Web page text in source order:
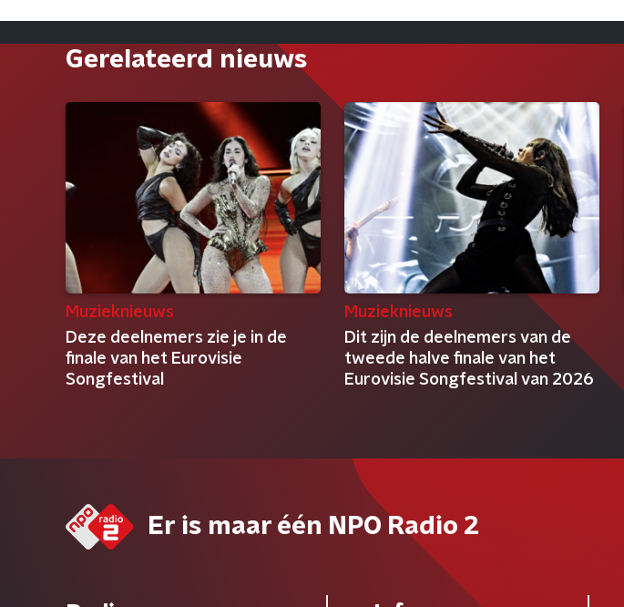
Gerelateerd nieuws
Muzieknieuws
Deze deelnemers zie je in de
finale van het Eurovisie
Songfestival
Muzieknieuws
Dit zijn de deelnemers van de
tweede halve finale van het
Eurovisie Songfestival van 2026
Er is maar één NPO Radio 2